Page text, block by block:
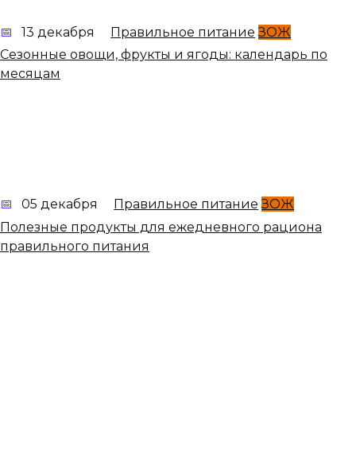
13 декабря Правильное питание ЗОЖ
Сезонные овощи, фрукты и ягоды: календарь по
месяцам
05 декабря Правильное питание ЗОЖ
Полезные продукты для ежедневного рациона
правильного питания